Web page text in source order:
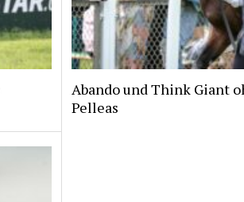
Abando und Think Giant
Pelleas